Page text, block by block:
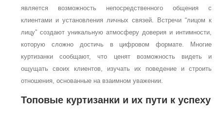
является возможность непосредственного общения с
клиентами и установления личных связей. Встречи “лицом к
лицу” создают уникальную атмосферу доверия и интимности,
которую сложно достичь в цифровом формате. Многие
куртизанки сообщают, что ценят возможность видеть и
ощущать своих клиентов, изучать их поведение и строить
отношения, основанные на взаимном уважении.
Топовые куртизанки и их пути к успеху